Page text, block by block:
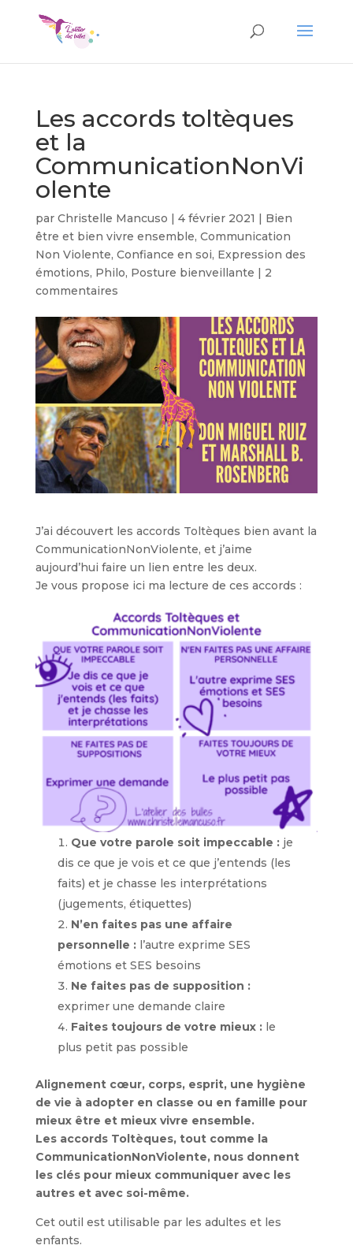
Les accords toltèques
et la
CommunicationNonVi
olente
par Christelle Mancuso | 4 février 2021 | Bien
être et bien vivre ensemble, Communication
Non Violente, Confiance en soi, Expression des
émotions, Philo, Posture bienveillante | 2
commentaires
J’ai découvert les accords Toltèques bien avant la
CommunicationNonViolente, et j’aime
aujourd’hui faire un lien entre les deux.
Je vous propose ici ma lecture de ces accords :
Que votre parole soit impeccable : je
dis ce que je vois et ce que j’entends (les
faits) et je chasse les interprétations
(jugements, étiquettes)
N’en faites pas une affaire
personnelle : l’autre exprime SES
émotions et SES besoins
Ne faites pas de supposition :
exprimer une demande claire
Faites toujours de votre mieux : le
plus petit pas possible
Alignement cœur, corps, esprit, une hygiène
de vie à adopter en classe ou en famille pour
mieux être et mieux vivre ensemble.
Les accords Toltèques, tout comme la
CommunicationNonViolente, nous donnent
les clés pour mieux communiquer avec les
autres et avec soi-même.
Cet outil est utilisable par les adultes et les
enfants.